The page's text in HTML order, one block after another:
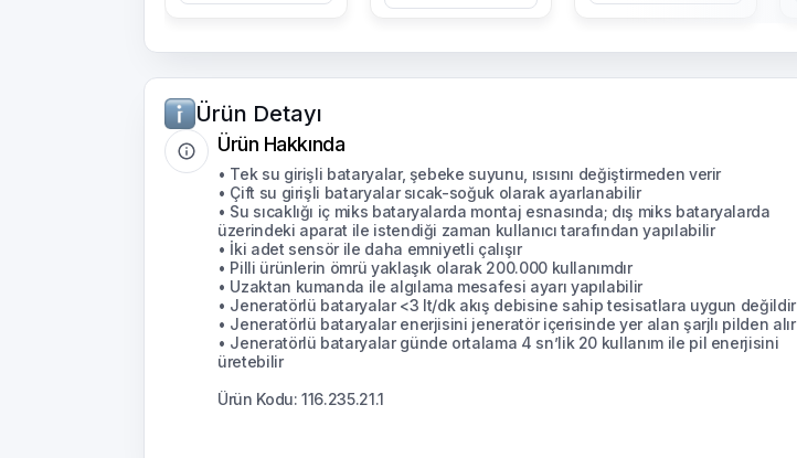
Ürün Detayı
Ürün Hakkında
• Tek su girişli bataryalar, şebeke suyunu, ısısını değiştirmeden verir
• Çift su girişli bataryalar sıcak-soğuk olarak ayarlanabilir
• Su sıcaklığı iç miks bataryalarda montaj esnasında; dış miks bataryalarda
üzerindeki aparat ile istendiği zaman kullanıcı tarafından yapılabilir
• İki adet sensör ile daha emniyetli çalışır
• Pilli ürünlerin ömrü yaklaşık olarak 200.000 kullanımdır
• Uzaktan kumanda ile algılama mesafesi ayarı yapılabilir
• Jeneratörlü bataryalar <3 lt/dk akış debisine sahip tesisatlara uygun değildir
• Jeneratörlü bataryalar enerjisini jeneratör içerisinde yer alan şarjlı pilden alır
• Jeneratörlü bataryalar günde ortalama 4 sn’lik 20 kullanım ile pil enerjisini
üretebilir
Ürün Kodu: 116.235.21.1